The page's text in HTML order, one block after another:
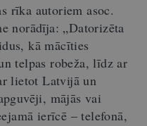
rīka autoriem asoc.
norādīja: „Datorizēta
kā mācīties
telpas robeža, līdz ar
lietot Latvijā un
mājās vai
ierīcē – telefonā,